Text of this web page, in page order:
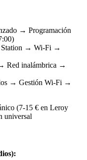
→ Programación
Station → Wi-Fi →
Red inalámbrica →
→ Gestión Wi-Fi →
(7-15 € en Leroy
universal